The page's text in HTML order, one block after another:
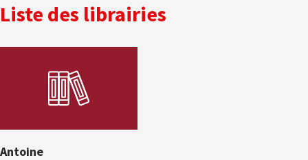
Liste des librairies
Antoine